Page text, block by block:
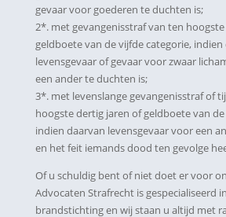
gevaar voor goederen te duchten is;
2*. met gevangenisstraf van ten
geldboete van de vijfde categorie, indien
levensgevaar of gevaar voor zwaar
een ander te duchten is;
3*. met levenslange gevangenisstraf of
hoogste dertig jaren of geldboete van
indien daarvan levensgevaar voor een
en het feit iemands dood ten gevolge
Of u schuldig bent of niet doet er voor
Advocaten Strafrecht is gespecialiseerd
brandstichting en wij staan u altijd met